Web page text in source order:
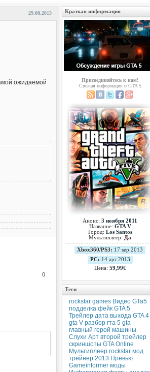
Краткая информация
Присоединяйтесь к нам!
Свежая информация о GTA 5
Анонс: 3 ноября 2011
Название: GTA V
Город: Los Santos
Мультиплеер: Да
Xbox360/PS3: 17 sep 2013
PC: 14 apr 2013
Цена: 59,99€
Теги
rockstar games Видео GTa5
подделка фейк GTA 5
Трейлер дата выхода GTA 4
gta V разбор гта 5 gta
главный герой машины
Слухи Арт второй трейлер
скриншоты GTA Online
Мультиплеер rockstar мод
трейнер 2013 Превью
Gameinformer моды
29.08.2013
ожидаемой
0